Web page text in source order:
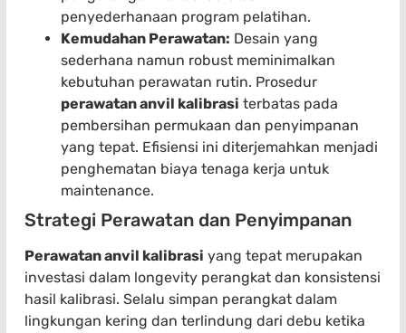
penyederhanaan program pelatihan.
Kemudahan Perawatan: Desain yang
sederhana namun robust meminimalkan
kebutuhan perawatan rutin. Prosedur
perawatan anvil kalibrasi terbatas pada
pembersihan permukaan dan penyimpanan
yang tepat. Efisiensi ini diterjemahkan menjadi
penghematan biaya tenaga kerja untuk
maintenance.
Strategi Perawatan dan Penyimpanan
Perawatan anvil kalibrasi yang tepat merupakan
investasi dalam longevity perangkat dan konsistensi
hasil kalibrasi. Selalu simpan perangkat dalam
lingkungan kering dan terlindung dari debu ketika